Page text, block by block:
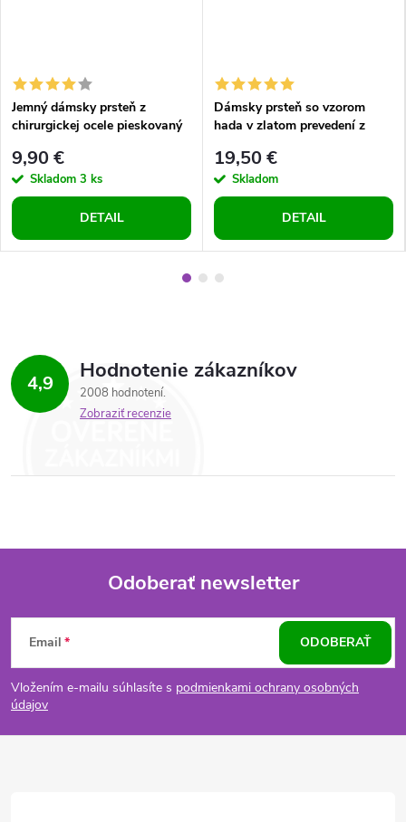
Jemný dámsky prsteň z
chirurgickej ocele pieskovaný
9,90 €
Skladom 3 ks
DETAIL
Dámsky prsteň so vzorom
hada v zlatom prevedení z
19,50 €
Skladom
DETAIL
4,9 Hodnotenie zákazníkov
2008 hodnotení
Zobraziť recenzie
Z
á
p
Odoberať newsletter
Email
Vložením e-mailu súhlasíte s podmienkami ochrany osobných
údajov
ODOBERAŤ